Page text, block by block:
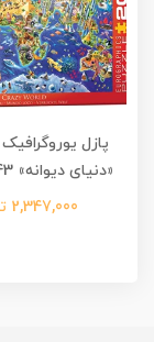
«دنیای دیوانه» 5343-8220
2,347,000 تومان